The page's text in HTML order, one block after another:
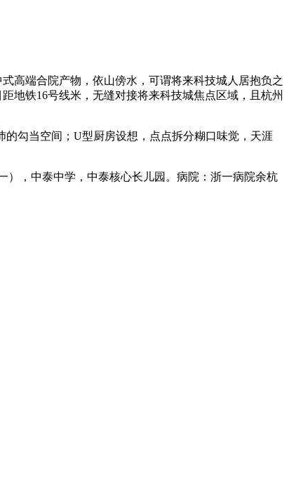
高端合院产物，依山傍水，可谓将来科技城人居抱负之
地铁16号线米，无缝对接将来科技城焦点区域，且杭州
勾当空间；U型厨房设想，点点拆分糊口味觉，天涯
，中泰中学，中泰核心长儿园。病院：浙一病院余杭